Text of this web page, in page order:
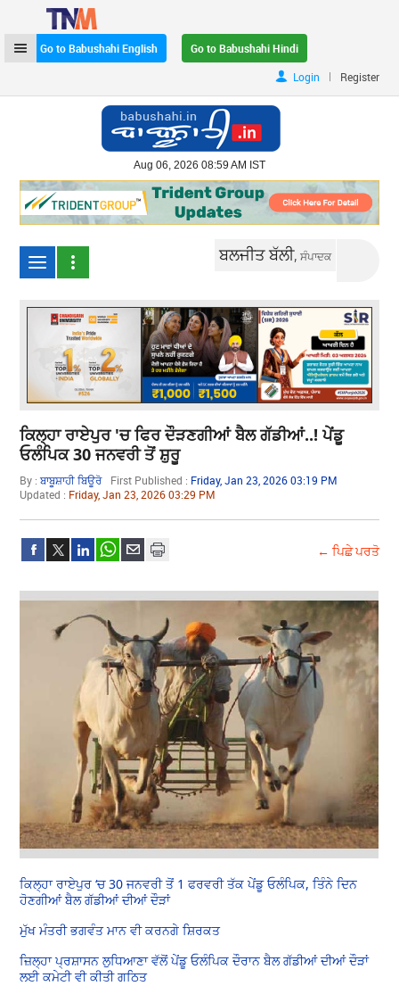
Go to Babushahi English
Go to Babushahi Hindi
Login
| Register
Aug 06, 2026 08:59 AM IST
ਬਲਜੀਤ ਬੱਲੀ,ਸੰਪਾਦਕ
ਕਿਲ੍ਹਾ ਰਾਏਪੁਰ 'ਚ ਫਿਰ ਦੌੜਣਗੀਆਂ ਬੈਲ ਗੱਡੀਆਂ..! ਪੇਂਡੂ
ਓਲੰਪਿਕ 30 ਜਨਵਰੀ ਤੋਂ ਸ਼ੁਰੂ
By :ਬਾਬੂਸ਼ਾਹੀ ਬਿਊਰੋ First Published : Friday, Jan 23, 2026 03:19 PM
Updated : Friday, Jan 23, 2026 03:29 PM
← ਪਿਛੇ ਪਰਤੋ
ਕਿਲ੍ਹਾ ਰਾਏਪੁਰ ‘ਚ 30 ਜਨਵਰੀ ਤੋਂ 1 ਫਰਵਰੀ ਤੱਕ ਪੇਂਡੂ ਓਲੰਪਿਕ, ਤਿੰਨੇ ਦਿਨ
ਹੋਣਗੀਆਂ ਬੈਲ ਗੱਡੀਆਂ ਦੀਆਂ ਦੌੜਾਂ
ਮੁੱਖ ਮੰਤਰੀ ਭਗਵੰਤ ਮਾਨ ਵੀ ਕਰਨਗੇ ਸ਼ਿਰਕਤ
ਜ਼ਿਲ੍ਹਾ ਪ੍ਰਸ਼ਾਸਨ ਲੁਧਿਆਣਾ ਵੱਲੋਂ ਪੇਂਡੂ ਓਲੰਪਿਕ ਦੌਰਾਨ ਬੈਲ ਗੱਡੀਆਂ ਦੀਆਂ ਦੌੜਾਂ
ਲਈ ਕਮੇਟੀ ਵੀ ਕੀਤੀ ਗਠਿਤ